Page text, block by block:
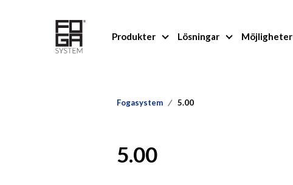
Produkter Lösningar Möjligheter
Fogasystem 5.00
5.00